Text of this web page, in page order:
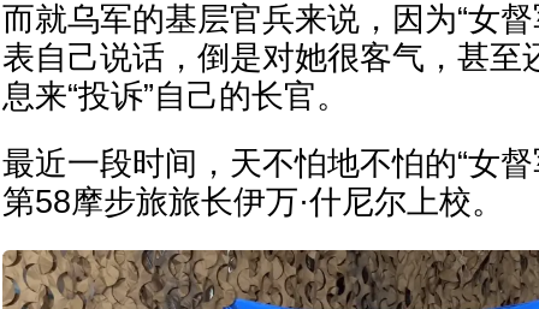
而就乌军的基层官兵来说，因为“女
表自己说话，倒是对她很客气，甚至
息来“投诉”自己的长官。
最近一段时间，天不怕地不怕的“女
第58摩步旅旅长伊万·什尼尔上校。